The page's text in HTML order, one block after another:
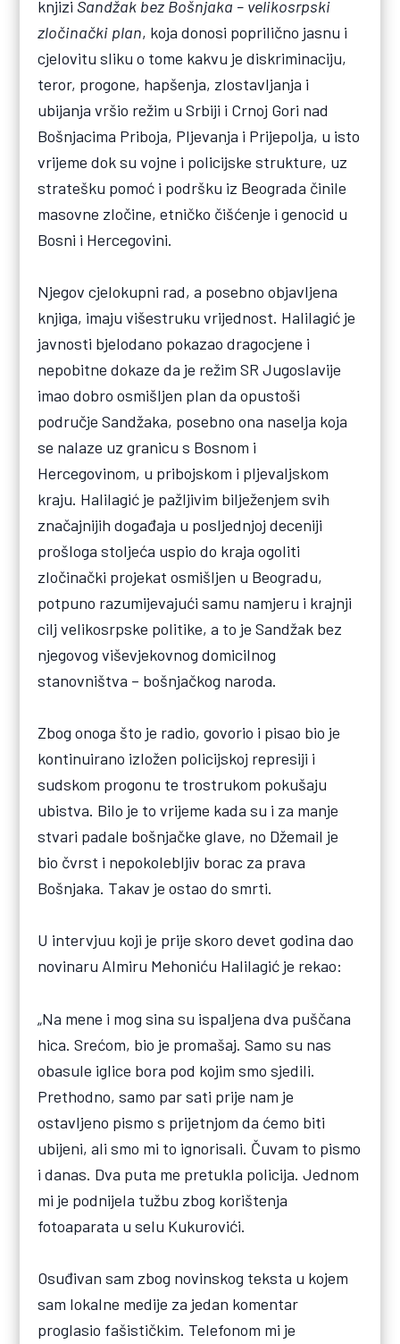
knjizi Sandžak bez Bošnjaka – velikosrpski
zločinački plan, koja donosi poprilično jasnu i
cjelovitu sliku o tome kakvu je diskriminaciju,
teror, progone, hapšenja, zlostavljanja i
ubijanja vršio režim u Srbiji i Crnoj Gori nad
Bošnjacima Priboja, Pljevanja i Prijepolja, u isto
vrijeme dok su vojne i policijske strukture, uz
stratešku pomoć i podršku iz Beograda činile
masovne zločine, etničko čišćenje i genocid u
Bosni i Hercegovini.
Njegov cjelokupni rad, a posebno objavljena
knjiga, imaju višestruku vrijednost. Halilagić je
javnosti bjelodano pokazao dragocjene i
nepobitne dokaze da je režim SR Jugoslavije
imao dobro osmišljen plan da opustoši
područje Sandžaka, posebno ona naselja koja
se nalaze uz granicu s Bosnom i
Hercegovinom, u pribojskom i pljevaljskom
kraju. Halilagić je pažljivim bilježenjem svih
značajnijih događaja u posljednjoj deceniji
prošloga stoljeća uspio do kraja ogoliti
zločinački projekat osmišljen u Beogradu,
potpuno razumijevajući samu namjeru i krajnji
cilj velikosrpske politike, a to je Sandžak bez
njegovog viševjekovnog domicilnog
stanovništva – bošnjačkog naroda.
Zbog onoga što je radio, govorio i pisao bio je
kontinuirano izložen policijskoj represiji i
sudskom progonu te trostrukom pokušaju
ubistva. Bilo je to vrijeme kada su i za manje
stvari padale bošnjačke glave, no Džemail je
bio čvrst i nepokolebljiv borac za prava
Bošnjaka. Takav je ostao do smrti.
U intervjuu koji je prije skoro devet godina dao
novinaru Almiru Mehoniću Halilagić je rekao:
„Na mene i mog sina su ispaljena dva puščana
hica. Srećom, bio je promašaj. Samo su nas
obasule iglice bora pod kojim smo sjedili.
Prethodno, samo par sati prije nam je
ostavljeno pismo s prijetnjom da ćemo biti
ubijeni, ali smo mi to ignorisali. Čuvam to pismo
i danas. Dva puta me pretukla policija. Jednom
mi je podnijela tužbu zbog korištenja
fotoaparata u selu Kukurovići.
Osuđivan sam zbog novinskog teksta u kojem
sam lokalne medije za jedan komentar
proglasio fašističkim. Telefonom mi je